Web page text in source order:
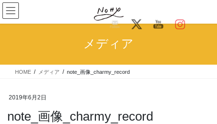
コ
ン
テ
ス
ナ
ビ
ゲ
ン
メディア
HOME メディア note_画像_charmy_record
2019年6月2日
note_画像_charmy_record